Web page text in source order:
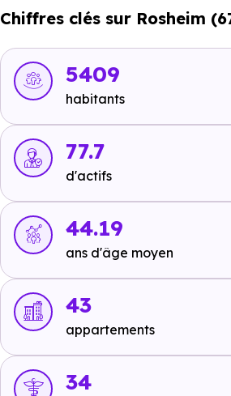
Autoroutes :non disponible
Ecoles :
Crèche :
non disponible.
Maternelle :
non disponible.
Primaire :
non disponible
Chiffres clés sur Rosheim
5409
habitants
77.7
d'actifs
44.19
ans d'âge moyen
43
appartements
34